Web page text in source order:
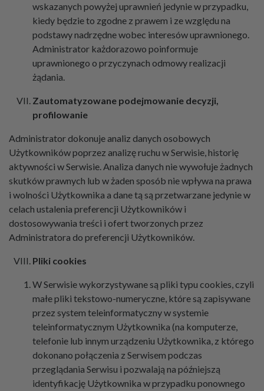
wskazanych powyżej uprawnień jedynie w przypadku,
kiedy będzie to zgodne z prawem i ze względu na
podstawy nadrzędne wobec interesów uprawnionego.
Administrator każdorazowo poinformuje
uprawnionego o przyczynach odmowy realizacji
żądania.
Zautomatyzowane podejmowanie decyzji,
profilowanie
Administrator dokonuje analiz danych osobowych
Użytkowników poprzez analizę ruchu w Serwisie, historię
aktywności w Serwisie. Analiza danych nie wywołuje żadnych
skutków prawnych lub w żaden sposób nie wpływa na prawa
i wolności Użytkownika a dane tą są przetwarzane jedynie w
celach ustalenia preferencji Użytkowników i
dostosowywania treści i ofert tworzonych przez
Administratora do preferencji Użytkowników.
Pliki cookies
W Serwisie wykorzystywane są pliki typu cookies, czyli
małe pliki tekstowo-numeryczne, które są zapisywane
przez system teleinformatyczny w systemie
teleinformatycznym Użytkownika (na komputerze,
telefonie lub innym urządzeniu Użytkownika, z którego
dokonano połączenia z Serwisem podczas
przeglądania Serwisu i pozwalają na późniejszą
identyfikację Użytkownika w przypadku ponownego